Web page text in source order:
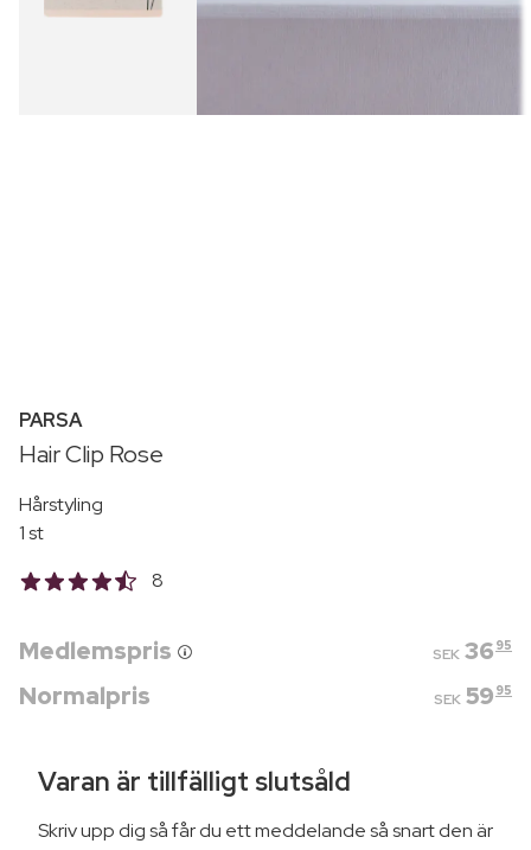
PARSA
Hair Clip Rose
Hårstyling
1 st
8
Medlemspris SEK 36 95
Normalpris SEK 59 95
Varan är tillfälligt slutsåld
Skriv upp dig så får du ett meddelande så snart den är